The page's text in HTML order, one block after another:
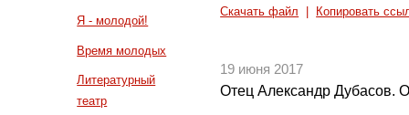
Я - молодой!
Время молодых
Литературный
театр
Скачать файл Копировать
19 июня 2017
Отец Александр Дубасов.